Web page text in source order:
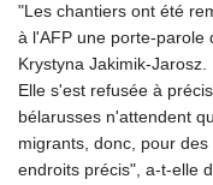
"Les chantiers ont été
à l'AFP une porte-parole
Krystyna Jakimik-Jarosz.
Elle s'est refusée à
bélarusses n'attendent
migrants, donc, pour
endroits précis", a-t-elle